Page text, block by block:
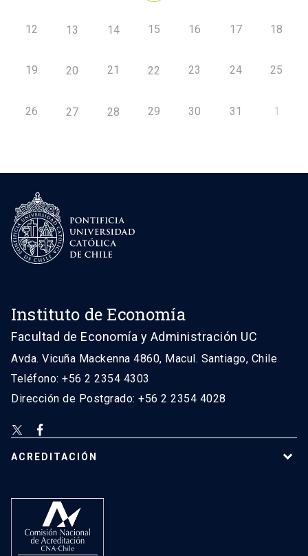
12 13 14 15 16 17 18
19 20 21 22 23 24 25
26 27 28 29 30 31 1
Instituto de Economía
Facultad de Economía y Administración UC
Avda. Vicuña Mackenna 4860, Macul. Santiago, Chile
Teléfono: +56 2 2354 4303
Dirección de Postgrado: +56 2 2354 4028
ACREDITACIÓN